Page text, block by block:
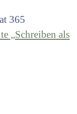
365
„Schreiben als